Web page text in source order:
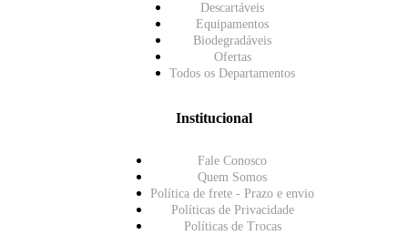
Descartáveis
Equipamentos
Biodegradáveis
Ofertas
Todos os Departamentos
Institucional
Fale Conosco
Quem Somos
Política de frete - Prazo e envio
Políticas de Privacidade
Políticas de Trocas